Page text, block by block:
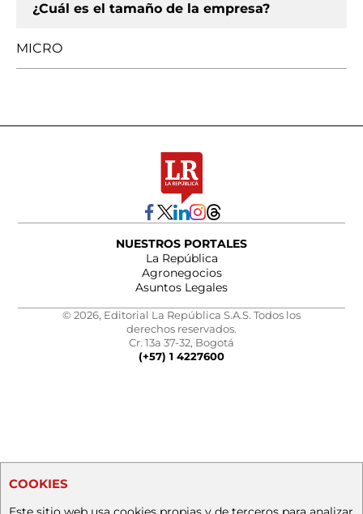
¿Cuál es el tamaño de la empresa?
MICRO
NUESTROS PORTALES
La República
Agronegocios
Asuntos Legales
© 2026, Editorial La República S.A.S. Todos los
derechos reservados.
Cr. 13a 37-32, Bogotá
(+57) 1 4227600
COOKIES